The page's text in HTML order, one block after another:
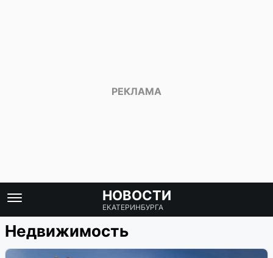
НОВОСТИ
ЕКАТЕРИНБУРГА
Недвижимость